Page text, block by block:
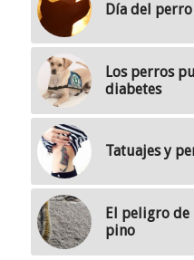
Día del
Los perros
diabetes
Tatuajes y
El peligro de
pino